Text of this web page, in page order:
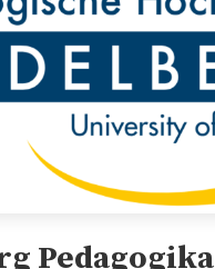
Pedagogika